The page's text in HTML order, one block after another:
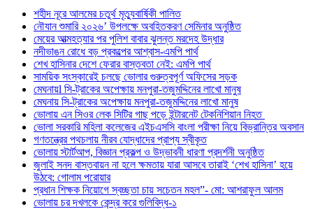
শহীদ নূরে আলমের চতুর্থ মৃত্যুবার্ষিকী পালিত
নৌযান শুমারি ২০২৬’ উপলক্ষে অবহিতকরণ সেমিনার অনুষ্ঠিত
মেয়ের আত্মহত্যার পর পুলিশ বাবার ঝুলন্ত মরদেহ উদ্ধার
নদীভাঙন রোধে বড় প্রকল্পের আশ্বাস-এমপি পার্থ
শেখ হাসিনার দেশে ফেরার বাস্তবতা নেই: এমপি পার্থ
সাময়িক সংস্কারেই চলছে ভোলার গুরুত্বপূর্ণ অফিসের সড়ক
মেঘনায়l সি-ট্রাকের অপেক্ষায় মনপুরা-তজুমদ্দিনের লাখো মানুষ
মেঘনায় সি-ট্রাকের অপেক্ষায় মনপুরা-তজুমদ্দিনের লাখো মানুষ
ভোলায় এন সিওর লেক সিটির গাছ পড়ে ইন্টারনেট টেকনিশিয়ান নিহত
ভোলা সরকারি মহিলা কলেজের এইচএসসি বাংলা পরীক্ষা নিয়ে বিভ্রান্তির অবসান
গণতন্ত্রের পথচলায় নীরব যোদ্ধাদের প্রাপ্য স্বীকৃত
ভোলায় স্টার্টআপ, বিজ্ঞান প্রকল্প ও উদ্ভাবনী ধারণা প্রদর্শনী অনুষ্ঠিত
জুলাই সনদ বাস্তবায়ন না হলে ক্ষমতায় যারা আসবে তারাই ‘শেখ হাসিনা’ হয়ে
উঠবে: গোলাম পরোয়ার
প্রধান শিক্ষক নিয়োগে স্বচ্ছতা চায় সচেতন মহল”- মো: আশরাফুল আলম
ভোলায় চর দখলকে কেন্দ্র করে গুলিবিদ্ধ-১